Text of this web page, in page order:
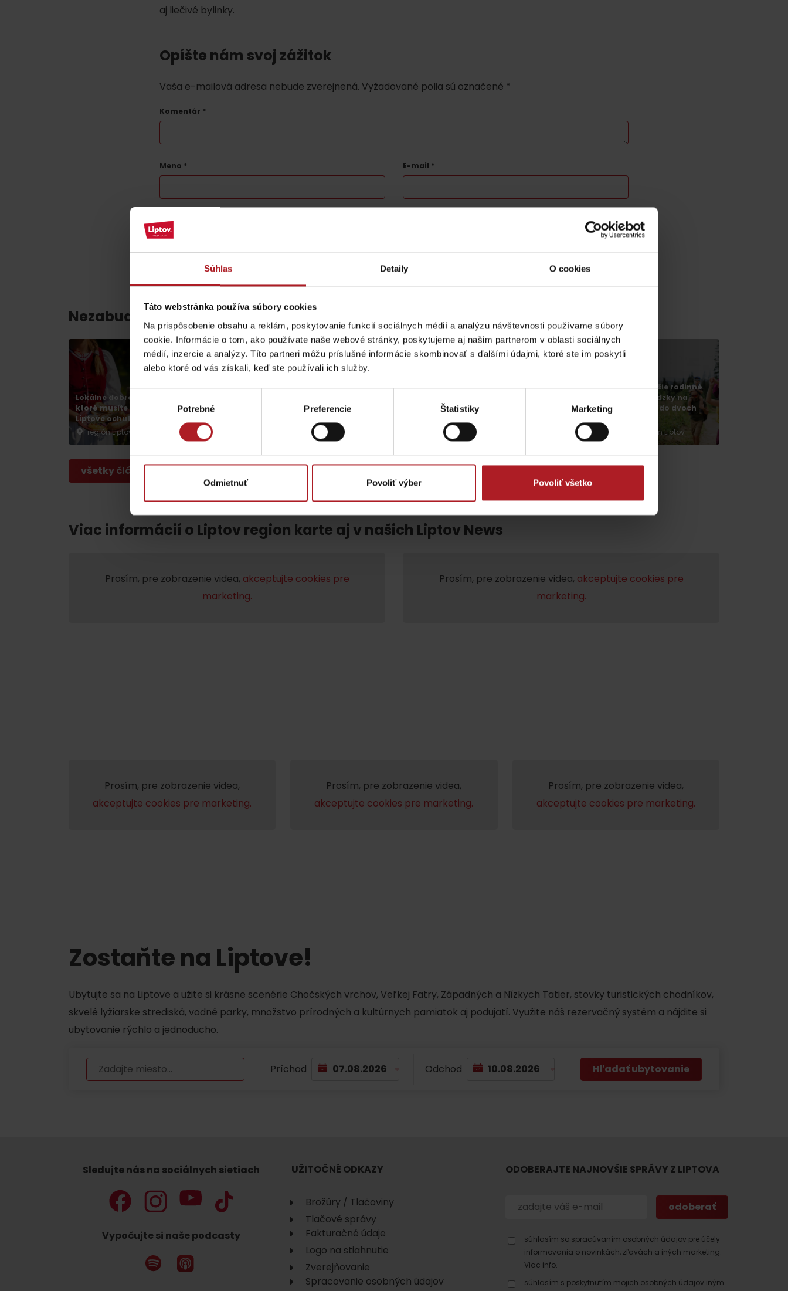
Súhlas Detaily O cookies
Táto webstránka používa súbory cookies
Na prispôsobenie obsahu a reklám, poskytovanie funkcií sociálnych médií a analýzu návštevnosti používame súbory
cookie. Informácie o tom, ako používate naše webové stránky, poskytujeme aj našim partnerom v oblasti sociálnych
médií, inzercie a analýzy. Títo partneri môžu príslušné informácie skombinovať s ďalšími údajmi, ktoré ste im poskytli
alebo ktoré od vás získali, keď ste používali ich služby.
Výber
Potrebné Preferencie Štatistiky Marketing
Odmietnuť Povoliť výber Povoliť všetko
Počasie a kamery
Pravidlá pobytu na
Poistenie záchrany
KAMERY
Múzeum liptovskej
dediny v Pribyline
Lúčanský vodopád Aquapark Tatralandia
Potrebuješ požičať lyže alebo bicykel?
Taxi
No data found for this source.
podľa veku detí
O značke Produkt Liptova Kde kúpiť Spolupráca
ZOZNAM PRODUKTOV LIPTOVA
Chaty a útulne Liptovské tradície Pramene a vodopády
aj liečivé bylinky.
Opíšte nám svoj zážitok
Vaša e-mailová adresa nebude zverejnená. Vyžadované polia sú označené *
Komentár *
Meno * E-mail *
Táto stránka je chránená testom reCAPTCHA a spoločnosťou Google.
Nezabudnite si prečítať aj ďalšie články
Lokálne dobroty,
ktoré musíte na
Liptove ochutnať
región Liptov
verzus rozpálený
región Liptov
Leto v Demänovskej
doline: Miesto, kde
oddýchnu si aj
Jasná
medzi stromami
monumentálne
Iné lokality
1286 v Liptovskom
Liptovský Mikuláš
Najkrajšie rodinné
prechádzky na
Liptove do dvoch
región Liptov
všetky články
Viac informácií o Liptov region karte aj v našich Liptov News
Prosím, pre zobrazenie videa, akceptujte cookies pre
marketing.
Prosím, pre zobrazenie videa, akceptujte cookies pre
marketing.
Prosím, pre zobrazenie videa,
akceptujte cookies pre marketing.
Prosím, pre zobrazenie videa,
akceptujte cookies pre marketing.
Prosím, pre zobrazenie videa,
akceptujte cookies pre marketing.
Zostaňte na Liptove!
Ubytujte sa na Liptove a užite si krásne scenérie Chočských vrchov, Veľkej Fatry, Západných a Nízkych Tatier, stovky turistických chodníkov,
skvelé lyžiarske strediská, vodné parky, množstvo prírodných a kultúrnych pamiatok aj podujatí. Využite náš rezervačný systém a nájdite si
ubytovanie rýchlo a jednoducho.
Príchod Odchod Hľadať ubytovanie
Sledujte nás na sociálnych sietiach
Vypočujte si naše podcasty
UŽITOČNÉ ODKAZY
Brožúry / Tlačoviny
Tlačové správy
Fakturačné údaje
Logo na stiahnutie
Zverejňovanie
Spracovanie osobných údajov
ODOBERAJTE NAJNOVŠIE SPRÁVY Z LIPTOVA
súhlasím so spracúvaním osobných údajov pre účely
informovania o novinkách, zľavách a iných marketing.
Viac info.
súhlasím s poskytnutím mojich osobných údajov iným